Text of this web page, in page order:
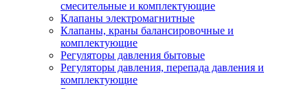
смесительные и комплектующие
Клапаны электромагнитные
Клапаны, краны балансировочные и
комплектующие
Регуляторы давления бытовые
Регуляторы давления, перепада давления и
комплектующие